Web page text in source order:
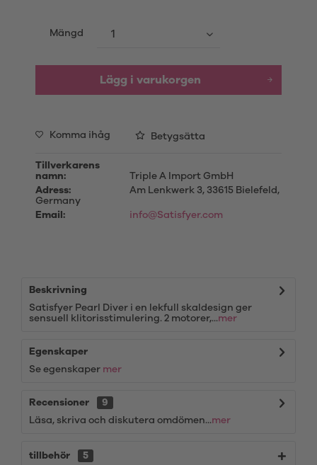
Mängd
Lägg i varukorgen
Komma ihåg Betygsätta
Tillverkarens
namn:
Triple A Import GmbH
Adress:
Am Lenkwerk 3, 33615 Bielefeld,
Germany
Email:
info@Satisfyer.com
Beskrivning
Satisfyer Pearl Diver i en lekfull skaldesign ger
sensuell klitorisstimulering. 2 motorer,...mer
Egenskaper
Se egenskaper mer
Recensioner
9
Läsa, skriva och diskutera omdömen...mer
tillbehör 5